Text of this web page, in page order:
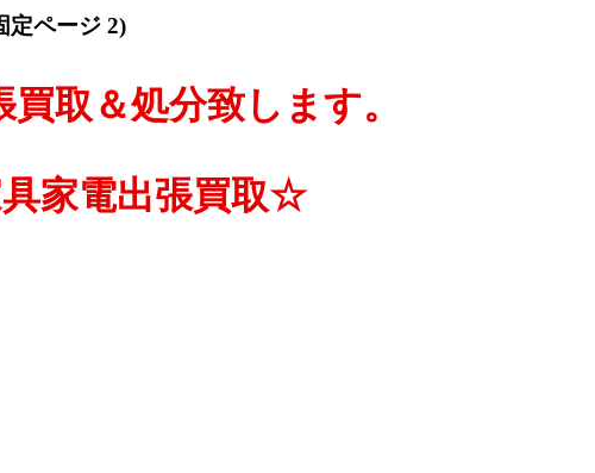
定ページ 2)
取＆処分致します。
家電出張買取☆